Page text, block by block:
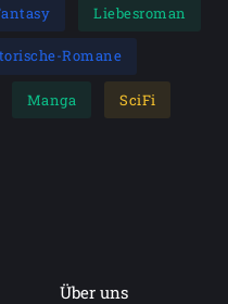
Liebesroman
Romane
Manga SciFi
Über uns